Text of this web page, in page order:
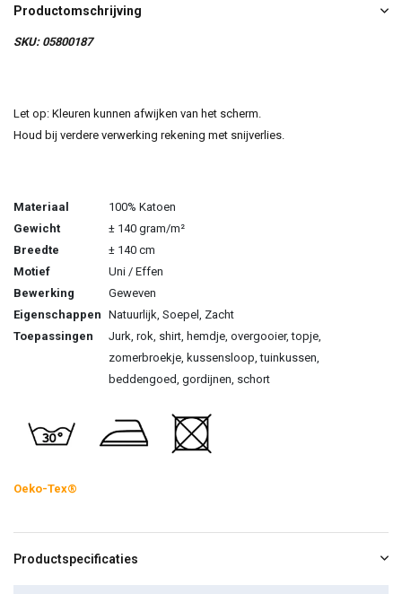
Productomschrijving
SKU: 05800187
Let op: Kleuren kunnen afwijken van het scherm.
Houd bij verdere verwerking rekening met snijverlies.
Materiaal
100% Katoen
Gewicht
± 140 gram/m²
Breedte
± 140 cm
Motief
Uni / Effen
Bewerking
Geweven
Eigenschappen Natuurlijk, Soepel, Zacht
Toepassingen
Jurk, rok, shirt, hemdje, overgooier, topje,
zomerbroekje, kussensloop, tuinkussen,
beddengoed, gordijnen, schort
Oeko-Tex®
Productspecificaties